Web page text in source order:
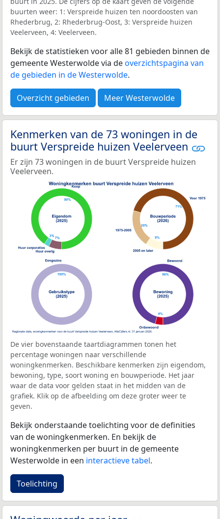
buurten weer: 1: Verspreide huizen ten noordoosten van
Rhederbrug, 2: Rhederbrug-Oost, 3: Verspreide huizen
Veelerveen, 4: Veelerveen.
Bekijk de statistieken voor alle 81 gebieden binnen de
gemeente Westerwolde via deoverzichtspagina van
de gebieden in de Westerwolde.
Overzicht gebieden Meer Westerwolde
Kenmerken van de 73 woningen in de
buurt Verspreide huizen Veelerveen
Er zijn 73 woningen in de buurt Verspreide huizen
Veelerveen.
De vier bovenstaande taartdiagrammen tonen het
percentage woningen naar verschillende
woningkenmerken. Beschikbare kenmerken zijn eigendom,
bewoning, type, soort woning en bouwperiode. Het jaar
waar de data voor gelden staat in het midden van de
grafiek. Klik op de afbeelding om deze groter weer te
geven.
Bekijk onderstaande toelichting voor de definities
van de woningkenmerken. En bekijk de
woningkenmerken per buurt in de gemeente
Westerwolde in een interactieve tabel.
Toelichting